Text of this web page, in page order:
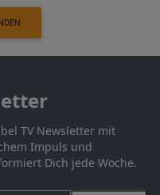
TV Newsletter mit
Impuls und
Dich jede Woche.